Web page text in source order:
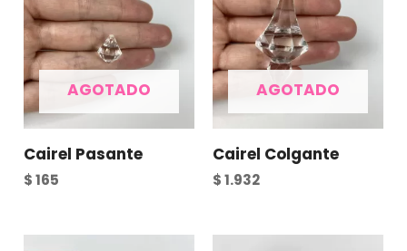
AGOTADO
Cairel Pasante
$165
AGOTADO
Cairel Colgante
$1.932